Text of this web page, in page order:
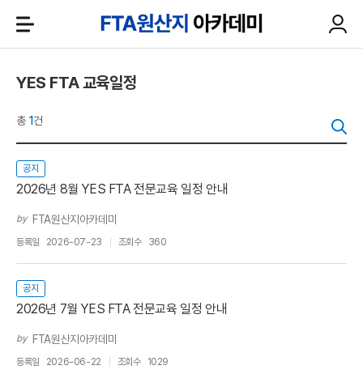
YES FTA 교육일정
총 1건
공지
2026년 8월 YES FTA 전문교육 일정 안내
by FTA원산지아카데미
등록일 2026-07-23 조회수 360
공지
2026년 7월 YES FTA 전문교육 일정 안내
by FTA원산지아카데미
등록일 2026-06-22 조회수 1029